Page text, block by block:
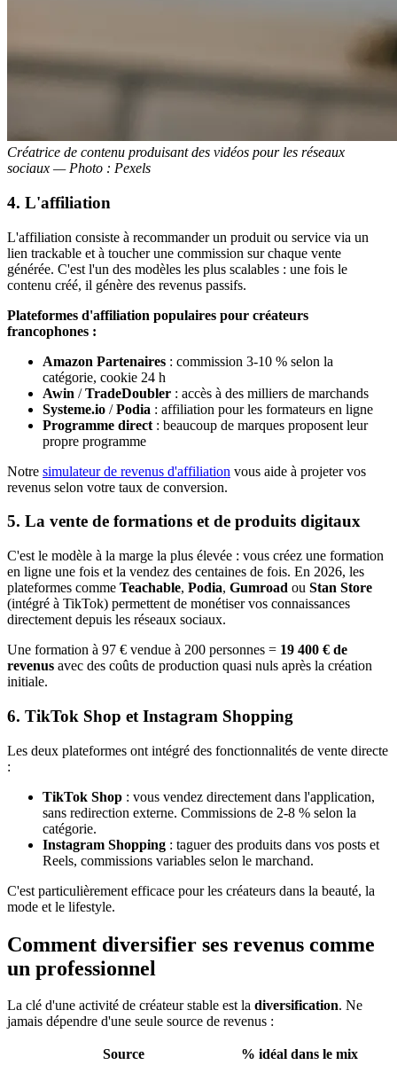
Créatrice de contenu produisant des vidéos pour les réseaux
sociaux — Photo : Pexels
4. L'affiliation
L'affiliation consiste à recommander un produit ou service via un
lien trackable et à toucher une commission sur chaque vente
générée. C'est l'un des modèles les plus scalables : une fois le
contenu créé, il génère des revenus passifs.
Plateformes d'affiliation populaires pour créateurs
francophones :
Amazon Partenaires : commission 3-10 % selon la
catégorie, cookie 24 h
Awin /TradeDoubler : accès à des milliers de marchands
Systeme.io /Podia : affiliation pour les formateurs en ligne
Programme direct : beaucoup de marques proposent leur
propre programme
Notre simulateur de revenus d'affiliation vous aide à projeter vos
revenus selon votre taux de conversion.
5. La vente de formations et de produits digitaux
C'est le modèle à la marge la plus élevée : vous créez une formation
en ligne une fois et la vendez des centaines de fois. En 2026, les
plateformes comme Teachable, Podia, Gumroad ou Stan Store
(intégré à TikTok) permettent de monétiser vos connaissances
directement depuis les réseaux sociaux.
Une formation à 97 € vendue à 200 personnes = 19 400 € de
revenus avec des coûts de production quasi nuls après la création
initiale.
6. TikTok Shop et Instagram Shopping
Les deux plateformes ont intégré des fonctionnalités de vente directe
:
TikTok Shop : vous vendez directement dans l'application,
sans redirection externe. Commissions de 2-8 % selon la
catégorie.
Instagram Shopping : taguer des produits dans vos posts et
Reels, commissions variables selon le marchand.
C'est particulièrement efficace pour les créateurs dans la beauté, la
mode et le lifestyle.
Comment diversifier ses revenus comme
un professionnel
La clé d'une activité de créateur stable est la diversification. Ne
jamais dépendre d'une seule source de revenus :
Source
% idéal dans le mix